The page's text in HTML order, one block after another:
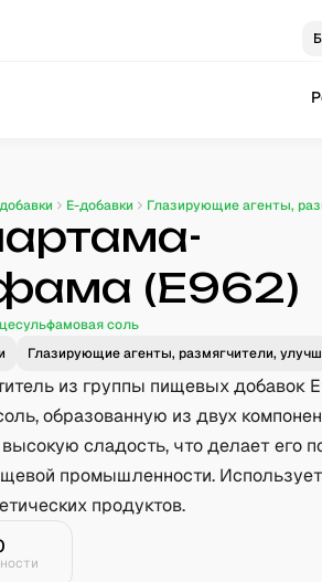
E-добавки Глазирующие агенты,
(E962)
соль
Глазирующие агенты, размягчители,
из группы пищевых добавок
образованную из двух
сладость, что делает его
промышленности.
продуктов.